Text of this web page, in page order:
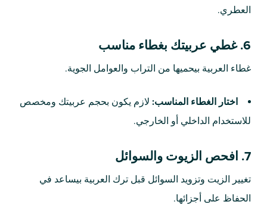
العطري.
6. غطي عربيتك بغطاء مناسب
غطاء العربية بيحميها من التراب والعوامل الجوية.
اختار الغطاء المناسب:لازم يكون بحجم عربيتك ومخصص
للاستخدام الداخلي أو الخارجي.
7. افحص الزيوت والسوائل
تغيير الزيت وتزويد السوائل قبل ترك العربية بيساعد في
الحفاظ على أجزائها.